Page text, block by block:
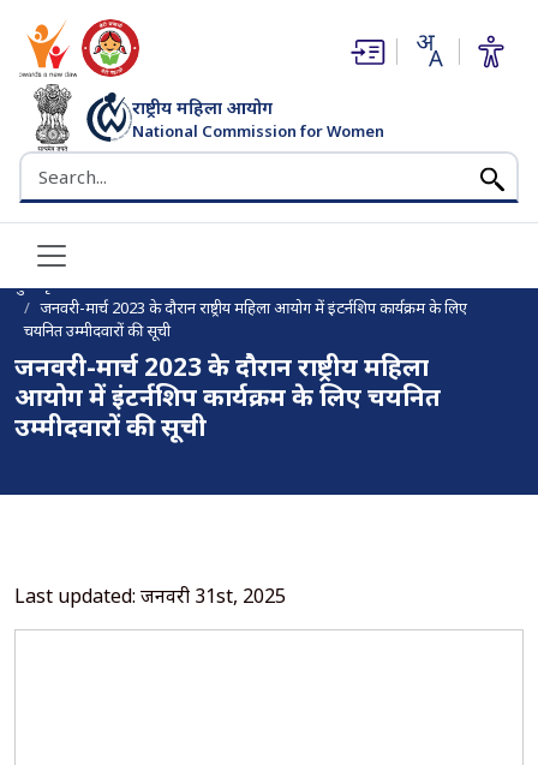
राष्ट्रीय महिला आयोग
National Commission for Women
भारत सरकार
Search the NCW website
(opens in new window)
(opens in new window)
मुख पृष्ठ
जनवरी-मार्च 2023 के दौरान राष्ट्रीय महिला आयोग में इंटर्नशिप कार्यक्रम के लिए
चयनित उम्मीदवारों की सूची
जनवरी-मार्च 2023 के दौरान राष्ट्रीय महिला
आयोग में इंटर्नशिप कार्यक्रम के लिए चयनित
उम्मीदवारों की सूची
Last updated: जनवरी 31st, 2025